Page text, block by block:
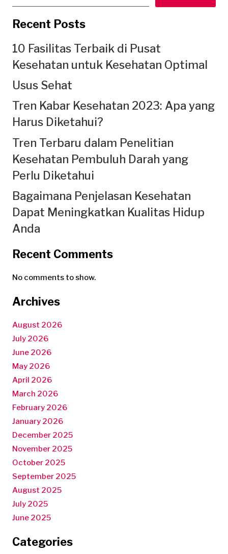
Recent Posts
10 Fasilitas Terbaik di Pusat
Kesehatan untuk Kesehatan Optimal
Usus Sehat
Tren Kabar Kesehatan 2023: Apa yang
Harus Diketahui?
Tren Terbaru dalam Penelitian
Kesehatan Pembuluh Darah yang
Perlu Diketahui
Bagaimana Penjelasan Kesehatan
Dapat Meningkatkan Kualitas Hidup
Anda
Recent Comments
No comments to show.
Archives
August 2026
July 2026
June 2026
May 2026
April 2026
March 2026
February 2026
January 2026
December 2025
November 2025
October 2025
September 2025
August 2025
July 2025
June 2025
Categories